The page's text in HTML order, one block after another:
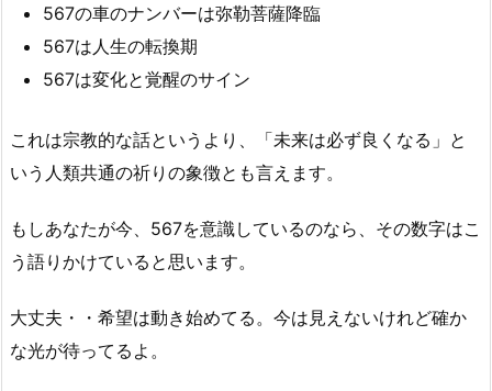
567の車のナンバーは弥勒菩薩降臨
567は人生の転換期
567は変化と覚醒のサイン
これは宗教的な話というより、「未来は必ず良くなる」と
いう人類共通の祈りの象徴とも言えます。
もしあなたが今、567を意識しているのなら、その数字はこ
う語りかけていると思います。
大丈夫・・希望は動き始めてる。今は見えないけれど確か
な光が待ってるよ。